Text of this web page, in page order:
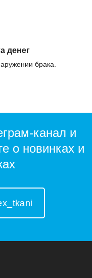
денег
брака.
канал и
о новинках и